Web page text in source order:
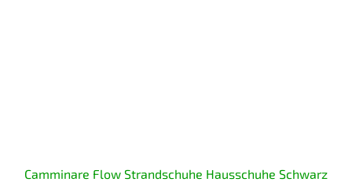
Camminare Flow Strandschuhe Hausschuhe Schwarz